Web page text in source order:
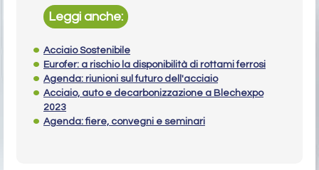
Leggi anche:
Acciaio Sostenibile
Eurofer: a rischio la disponibilità di rottami ferrosi
Agenda: riunioni sul futuro dell'acciaio
Acciaio, auto e decarbonizzazione a Blechexpo
2023
Agenda: fiere, convegni e seminari